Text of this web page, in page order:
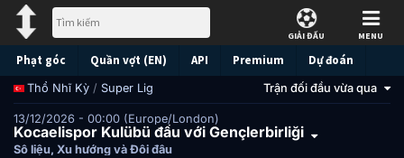
GIẢI ĐẤU MENU
Phạt góc Quần vợt (EN) API Premium Dự đoán
Thổ Nhĩ Kỳ / Super Lig Trận đối đầu vừa qua
13/12/2026 - 00:00 (Europe/London)
Kocaelispor Kulübü đấu với Gençlerbirliği
Số liệu, Xu hướng và Đối đầu